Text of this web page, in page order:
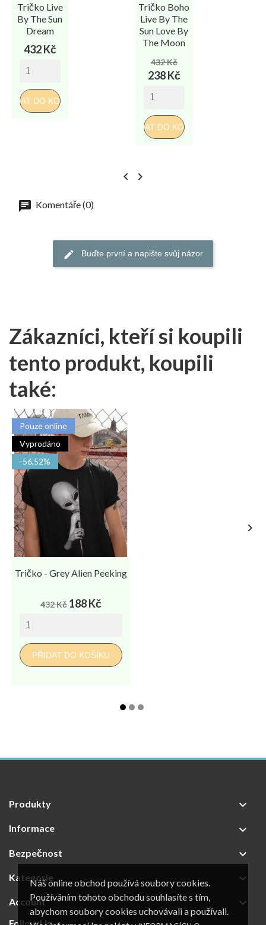
Náš online obchod používá soubory cookies.
Používáním tohoto obchodu souhlasíte s tím,
abychom soubory cookies uchovávali a používali.
Tričko Live
By The Sun
Dream
Cena
432 Kč
PŘIDAT DO KOŠÍKU
Tričko Boho
Live By The
Sun Love By
The Moon
Běžná
cena
432 KčCena
238 Kč
PŘIDAT DO KOŠÍKU
 
Komentáře (0)
Buďte první a napište svůj názor
Zákazníci, kteří si koupili
tento produkt, koupili
také:
Tričko - Grey Alien Peeking
Běžná
432 Kč Cena
188 Kč
PŘIDAT DO KOŠÍKU
Pouze online
Vyprodáno
-56,52%
 
Produkty 
Informace 
Bezpečnost 
Kategorie 
Account 